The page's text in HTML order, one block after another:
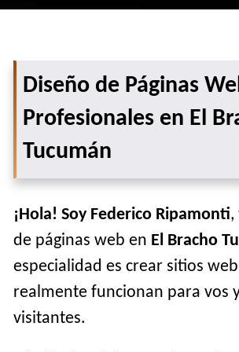
Diseño de Páginas
Profesionales en El
Tucumán
¡Hola! Soy Federico Ripamonti,
de páginas web en El Bracho
especialidad es crear sitios
realmente funcionan para vos
visitantes.